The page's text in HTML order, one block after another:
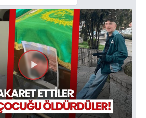
Videoyu
Oynat